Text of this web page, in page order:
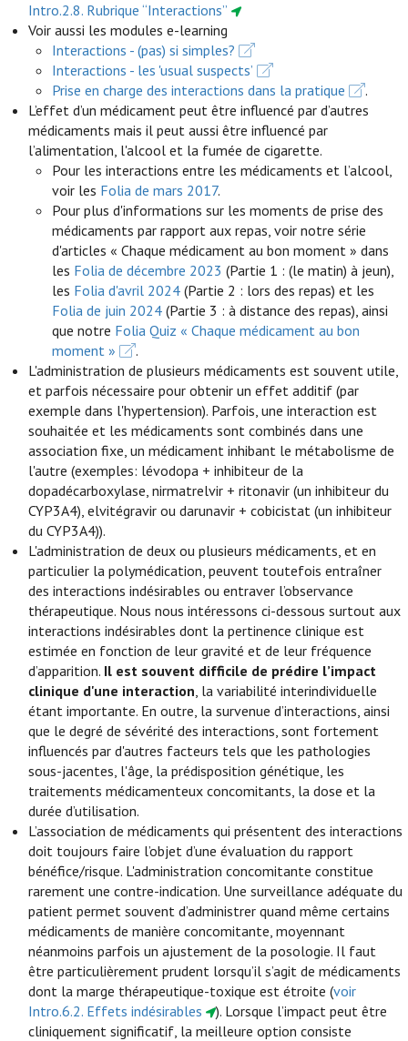
Intro.2.8. Rubrique “Interactions”
Voir aussi les modules e-learning
Interactions - (pas) si simples?
Interactions - les 'usual suspects’
Prise en charge des interactions dans la pratique
.
L’effet d’un médicament peut être influencé par d’autres
médicaments mais il peut aussi être influencé par
l’alimentation, l'alcool et la fumée de cigarette.
Pour les interactions entre les médicaments et l’alcool,
voir les Folia de mars 2017.
Pour plus d'informations sur les moments de prise des
médicaments par rapport aux repas, voir notre série
d'articles « Chaque médicament au bon moment » dans
les Folia de décembre 2023 (Partie 1 : (le matin) à jeun),
les Folia d'avril 2024 (Partie 2 : lors des repas) et les
Folia de juin 2024 (Partie 3 : à distance des repas), ainsi
que notre Folia Quiz « Chaque médicament au bon
moment »
.
L'administration de plusieurs médicaments est souvent utile,
et parfois nécessaire pour obtenir un effet additif (par
exemple dans l'hypertension). Parfois, une interaction est
souhaitée et les médicaments sont combinés dans une
association fixe, un médicament inhibant le métabolisme de
l'autre (exemples: lévodopa + inhibiteur de la
dopadécarboxylase, nirmatrelvir + ritonavir (un inhibiteur du
CYP3A4), elvitégravir ou darunavir + cobicistat (un inhibiteur
du CYP3A4)).
L'administration de deux ou plusieurs médicaments, et en
particulier la polymédication, peuvent toutefois entraîner
des interactions indésirables ou entraver l’observance
thérapeutique. Nous nous intéressons ci-dessous surtout aux
interactions indésirables dont la pertinence clinique est
estimée en fonction de leur gravité et de leur fréquence
d’apparition. Il est souvent difficile de prédire l’impact
clinique d'une interaction, la variabilité interindividuelle
étant importante. En outre, la survenue d’interactions, ainsi
que le degré de sévérité des interactions, sont fortement
influencés par d'autres facteurs tels que les pathologies
sous-jacentes, l'âge, la prédisposition génétique, les
traitements médicamenteux concomitants, la dose et la
durée d’utilisation.
L’association de médicaments qui présentent des interactions
doit toujours faire l’objet d’une évaluation du rapport
bénéfice/risque. L'administration concomitante constitue
rarement une contre-indication. Une surveillance adéquate du
patient permet souvent d’administrer quand même certains
médicaments de manière concomitante, moyennant
néanmoins parfois un ajustement de la posologie. Il faut
être particulièrement prudent lorsqu’il s’agit de médicaments
dont la marge thérapeutique-toxique est étroite (voir
Intro.6.2. Effets indésirables
). Lorsque l’impact peut être
cliniquement significatif, la meilleure option consiste